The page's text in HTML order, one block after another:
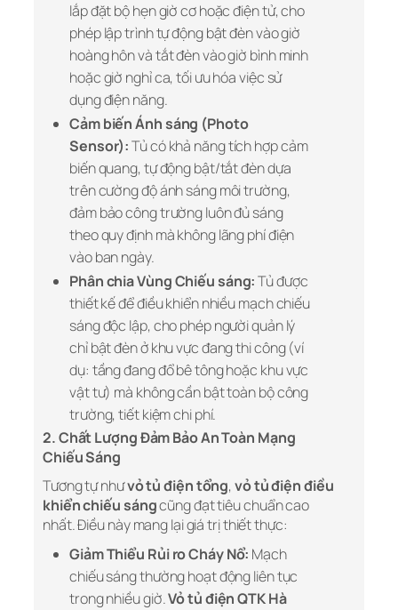
lắp đặt bộ hẹn giờ cơ hoặc điện tử, cho
phép lập trình tự động bật đèn vào giờ
hoàng hôn và tắt đèn vào giờ bình minh
hoặc giờ nghỉ ca, tối ưu hóa việc sử
dụng điện năng.
Cảm biến Ánh sáng (Photo
Sensor):Tủ có khả năng tích hợp cảm
biến quang, tự động bật/tắt đèn dựa
trên cường độ ánh sáng môi trường,
đảm bảo công trường luôn đủ sáng
theo quy định mà không lãng phí điện
vào ban ngày.
Phân chia Vùng Chiếu sáng:Tủ được
thiết kế để điều khiển nhiều mạch chiếu
sáng độc lập, cho phép người quản lý
chỉ bật đèn ở khu vực đang thi công (ví
dụ: tầng đang đổ bê tông hoặc khu vực
vật tư) mà không cần bật toàn bộ công
trường, tiết kiệm chi phí.
2. Chất Lượng Đảm Bảo An Toàn Mạng
Chiếu Sáng
Tương tự nhưvỏ tủ điện tổng, vỏ tủ điện điều
khiển chiếu sángcũng đạt tiêu chuẩn cao
nhất. Điều này mang lại giá trị thiết thực:
Giảm Thiểu Rủi ro Cháy Nổ: Mạch
chiếu sáng thường hoạt động liên tục
trong nhiều giờ.Vỏ tủ điện QTK Hà